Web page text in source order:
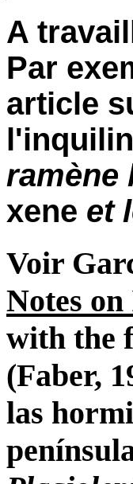
A
Par
article
ramène
xene et
Voir
Notes
with the
(Faber,
las